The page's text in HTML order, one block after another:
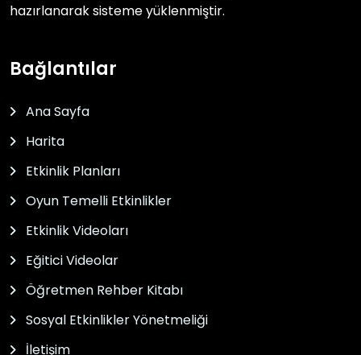
hazırlanarak sisteme yüklenmiştir.
Bağlantılar
Ana Sayfa
Harita
Etkinlik Planları
Oyun Temelli Etkinlikler
Etkinlik Videoları
Eğitici Videolar
Öğretmen Rehber Kitabı
Sosyal Etkinlikler Yönetmeliği
İletişim